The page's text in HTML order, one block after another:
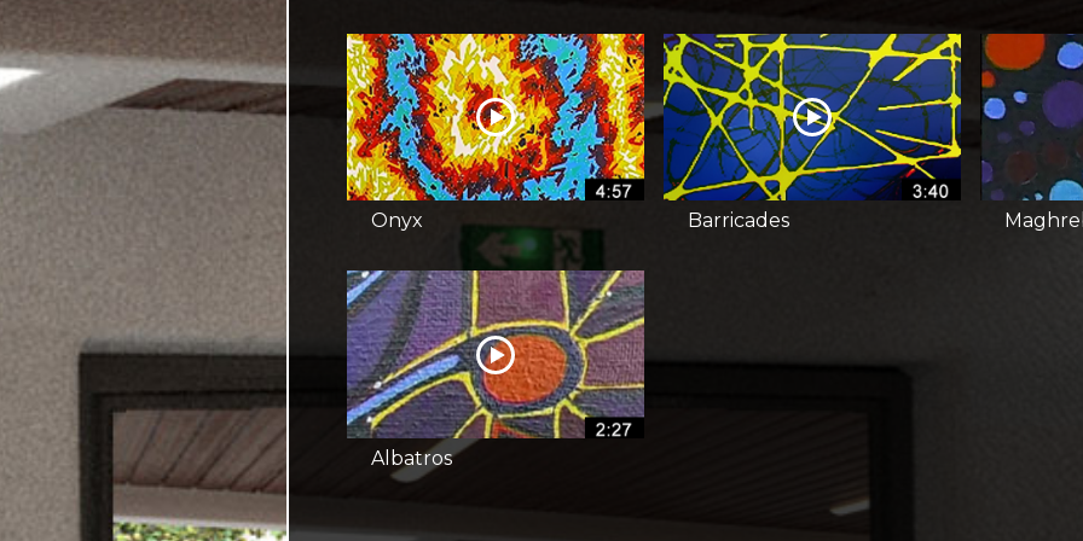
Onyx Barricades
Albatros